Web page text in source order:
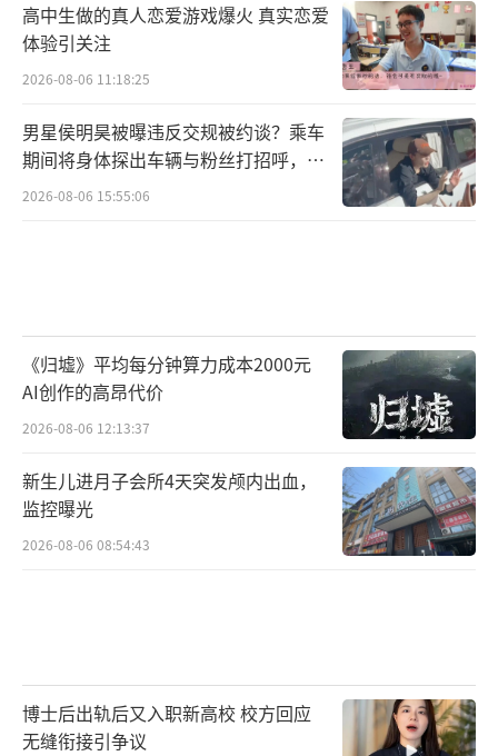
高中生做的真人恋爱游戏爆火 真实恋爱
体验引关注
2026-08-06 11:18:25
男星侯明昊被曝违反交规被约谈？乘车
期间将身体探出车辆与粉丝打招呼，当
地交警回应
2026-08-06 15:55:06
《归墟》平均每分钟算力成本2000元
AI创作的高昂代价
2026-08-06 12:13:37
新生儿进月子会所4天突发颅内出血，
监控曝光
2026-08-06 08:54:43
博士后出轨后又入职新高校 校方回应
无缝衔接引争议